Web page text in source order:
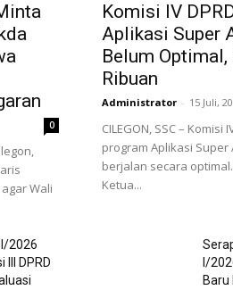
0
Wali
Komisi IV
Aplikasi Super
Belum Optimal,
Ribuan
Administrator - 15 Juli,
CILEGON, SSC – Komisi
program Aplikasi Super
berjalan secara
Ketua...
2026
III DPRD
I/
Baru